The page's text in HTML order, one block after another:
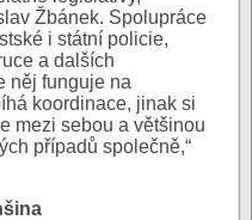
Žbánek. Spolupráce
i státní policie,
a dalších
něj funguje na
koordinace, jinak si
mezi sebou a většinou
případů společně,“